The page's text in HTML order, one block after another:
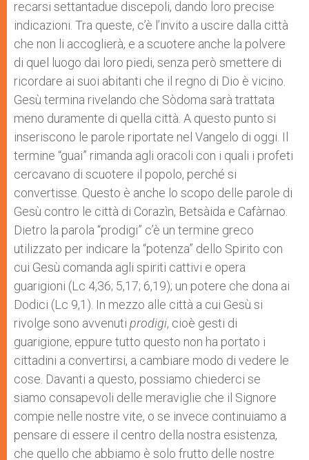
recarsi settantadue discepoli, dando loro precise
indicazioni. Tra queste, c’è l’invito a uscire dalla città
che non li accoglierà, e a scuotere anche la polvere
di quel luogo dai loro piedi, senza però smettere di
ricordare ai suoi abitanti che il regno di Dio è vicino.
Gesù termina rivelando che Sòdoma sarà trattata
meno duramente di quella città. A questo punto si
inseriscono le parole riportate nel Vangelo di oggi. Il
termine “guai” rimanda agli oracoli con i quali i profeti
cercavano di scuotere il popolo, perché si
convertisse. Questo è anche lo scopo delle parole di
Gesù contro le città di Corazìn, Betsàida e Cafàrnao.
Dietro la parola “prodigi” c’è un termine greco
utilizzato per indicare la “potenza” dello Spirito con
cui Gesù comanda agli spiriti cattivi e opera
guarigioni (Lc 4,36; 5,17; 6,19); un potere che dona ai
Dodici (Lc 9,1). In mezzo alle città a cui Gesù si
rivolge sono avvenuti prodigi, cioè gesti di
guarigione, eppure tutto questo non ha portato i
cittadini a convertirsi, a cambiare modo di vedere le
cose. Davanti a questo, possiamo chiederci se
siamo consapevoli delle meraviglie che il Signore
compie nelle nostre vite, o se invece continuiamo a
pensare di essere il centro della nostra esistenza,
che quello che abbiamo è solo frutto delle nostre